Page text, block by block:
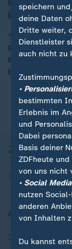
00:16
"Silvester
Richtung",
betrachtet die
Aktuell bei
Zuletzt
speichern
deine Daten
Dritte weiter,
Dienstleister
auch nicht zu
•
bestimmten
Erlebnis im
und
Dabei
Basis deiner
ZDFheute
von uns nicht
• Social
nutzen
anderen
von Inhalten
Du kannst